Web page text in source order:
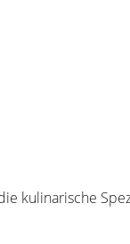
kulinarische